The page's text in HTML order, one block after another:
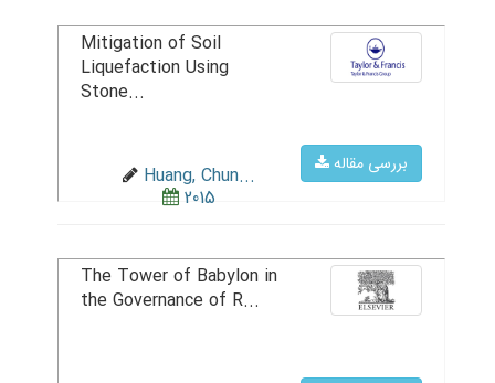
بررسی مقاله
Mitigation of Soil
Liquefaction Using
Stone...
Huang, Chun...
2015
The Tower of Babylon in
the Governance of R...